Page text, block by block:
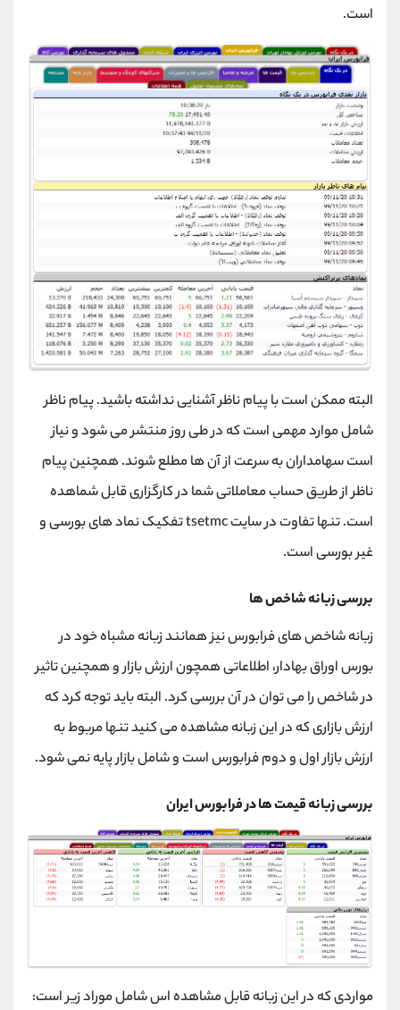
است.
البته ممکن است با پیام ناظر آشنایی نداشته باشید. پیام ناظر
شامل موارد مهمی است که در طی روز منتشر می شود و نیاز
است سهامداران به سرعت از آن ها مطلع شوند. همچنین پیام
ناظر از طریق حساب معاملاتی شما در کارگزاری قابل شماهده
است. تنها تفاوت در سایت tsetmc تفکیک نماد های بورسی و
غیر بورسی است.
بررسی زبانه شاخص ها
زبانه شاخص های فرابورس نیز همانند زبانه مشباه خود در
بورس اوراق بهادار، اطلاعاتی همچون ارزش بازار و همچنین تاثیر
در شاخص را می توان در آن بررسی کرد. البته باید توجه کرد که
ارزش بازاری که در این زبانه مشاهده می کنید تنها مربوط به
ارزش بازار اول و دوم فرابورس است و شامل بازار پایه نمی شود.
بررسی زبانه قیمت ها در فرابورس ایران
مواردی که در این زبانه قابل مشاهده اس شامل موراد زیر است: